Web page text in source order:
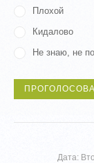
Плохой
Кидалово
Не знаю, не
Дата: